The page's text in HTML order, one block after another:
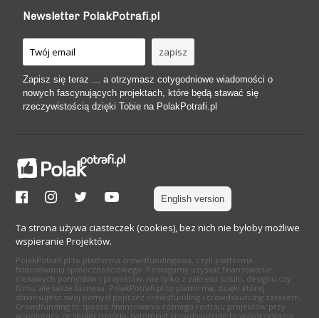
Newsletter PolakPotrafi.pl
Zapisz się teraz ... a otrzymasz cotygodniowe wiadomości o
nowych fascynujących projektach, które będą stawać się
rzeczywistością dzięki Tobie na PolakPotrafi.pl
English version
Ta strona używa ciasteczek (cookies), bez nich nie byłoby możliwe
wspieranie Projektów.
PolakPotrafi.pl to platforma crowdfundingowa, czyli platforma
finansowania społecznościowego. Pomagamy uzyskać finansowanie
ciekawych pomysłów i projektów, nie tylko z zakresu sztuki, designu czy
filmu, ale także biznesu. PolakPotrafi.pl to platforma, dzięki której
sfinansujesz swój pomysł poprzez crowdfunding i crowdsourcing zarazem.
Crowdfunding to sposób finansowania różnego rodzaju projektów przy
współpracy ze społecznością, natomiast crowdsourcing to wykorzystanie